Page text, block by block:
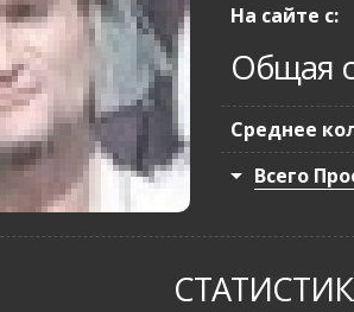
На сайте с:
Общая
Среднее
Всего